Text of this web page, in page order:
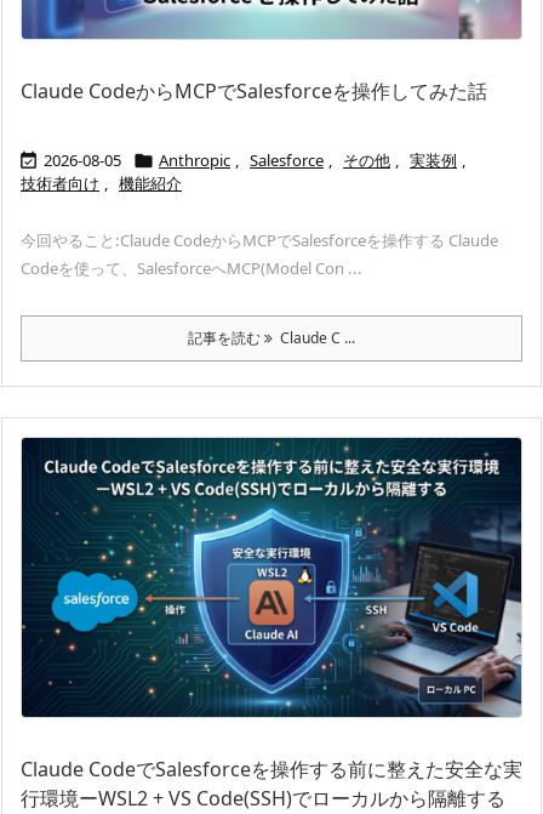
Claude CodeからMCPでSalesforceを操作してみた話
 2026-08-05  Anthropic , Salesforce , その他 , 実装例 ,
技術者向け , 機能紹介
今回やること:Claude CodeからMCPでSalesforceを操作する Claude
Codeを使って、SalesforceへMCP(Model Con ...
記事を読む Claude C ...
Claude CodeでSalesforceを操作する前に整えた安全な実
行環境ーWSL2 + VS Code(SSH)でローカルから隔離する